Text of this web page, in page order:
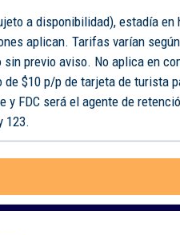
a disponibilidad), estadía en
aplican. Tarifas varían
previo aviso. No aplica en
$10 p/p de tarjeta de turista
FDC será el agente de
123.